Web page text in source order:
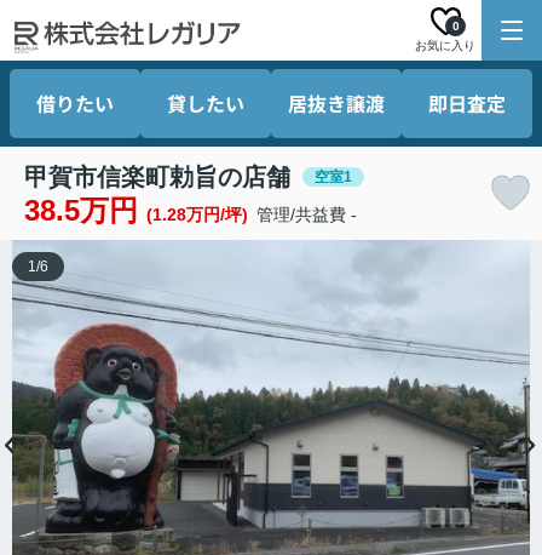
お気に入り
0
借りたい 貸したい 居抜き譲渡 即日査定
甲賀市信楽町勅旨の店舗 空室1
38.5万円 (1.28万円/坪) 管理/共益費 -
1 /6